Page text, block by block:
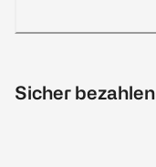
Sicher bezahlen